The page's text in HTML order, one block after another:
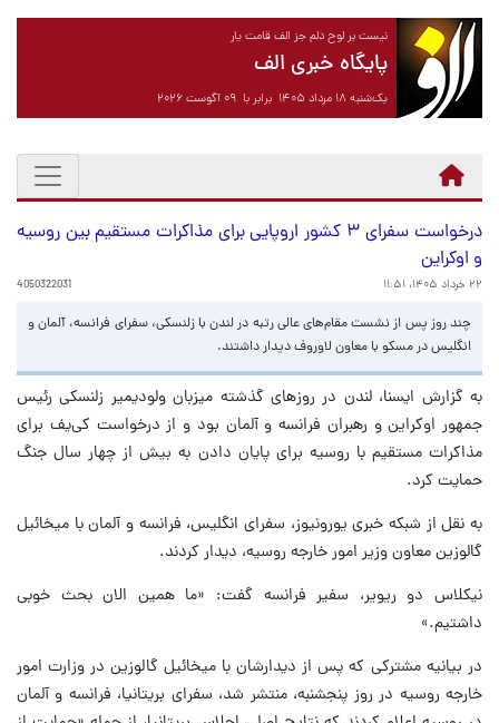
نیست بر لوح دلم جز الف قامت یار
پایگاه خبری الف
یک‌شنبه ۱۸ مرداد ۱۴۰۵ برابر با ۰۹ آگوست ۲۰۲۶
درخواست سفرای ۳ کشور اروپایی برای مذاکرات مستقیم بین روسیه
و اوکراین
۲۲ خرداد ۱۴۰۵، ۱۱:۵۱ 4050322031
چند روز پس از نشست مقام‌های عالی رتبه در لندن با زلنسکی، سفرای فرانسه، آلمان و
انگلیس در مسکو با معاون لاوروف دیدار داشتند.
به گزارش ایسنا، لندن در روزهای گذشته میزبان ولودیمیر زلنسکی رئیس
جمهور اوکراین و رهبران فرانسه و آلمان بود و از درخواست کی‌یف برای
مذاکرات مستقیم با روسیه برای پایان دادن به بیش از چهار سال جنگ
حمایت کرد.
به نقل از شبکه خبری یورونیوز، سفرای انگلیس، فرانسه و آلمان با میخائیل
گالوزین معاون وزیر امور خارجه روسیه، دیدار کردند.
نیکلاس دو ریویر، سفیر فرانسه گفت: «ما همین الان بحث خوبی
داشتیم.»
در بیانیه مشترکی که پس از دیدارشان با میخائیل گالوزین در وزارت امور
خارجه روسیه در روز پنجشنبه، منتشر شد، سفرای بریتانیا، فرانسه و آلمان